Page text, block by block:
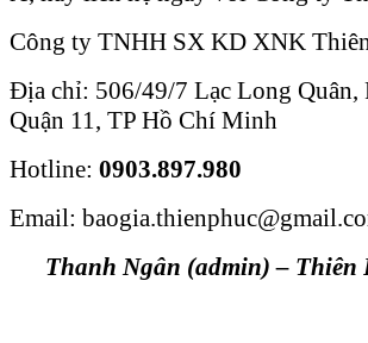
Công ty TNHH SX KD XNK
Địa chỉ: 506/49/7 Lạc Long Quân,
Quận 11, TP Hồ Chí Minh
Hotline: 0903.897.980
Email:
Thanh Ngân (admin) – Thiên